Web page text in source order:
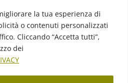
la tua esperienza di
o contenuti personalizzati
Cliccando “Accetta tutti”,
dei
PNRR
24/23